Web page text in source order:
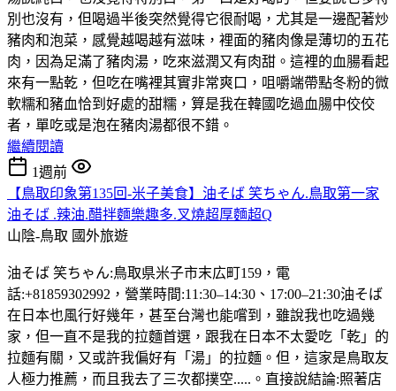
別也沒有，但喝過半後突然覺得它很耐喝，尤其是一邊配著炒
豬肉和泡菜，感覺越喝越有滋味，裡面的豬肉像是薄切的五花
肉，因為足滿了豬肉湯，吃來滋潤又有肉甜。這裡的血腸看起
來有一點乾，但吃在嘴裡其實非常爽口，咀嚼端帶點冬粉的微
軟糯和豬血恰到好處的甜糯，算是我在韓國吃過血腸中佼佼
者，單吃或是泡在豬肉湯都很不錯。
繼續閱讀
1週前
【鳥取印象第135回-米子美食】油そば 笑ちゃん.鳥取第一家
油そば .辣油.醋拌麵樂趣多.叉燒超厚麵超Q
山陰-鳥取 國外旅遊
油そば 笑ちゃん:鳥取県米子市末広町159，電
話:+81859302992，營業時間:11:30–14:30、17:00–21:30油そば
在日本也風行好幾年，甚至台灣也能嚐到，雖說我也吃過幾
家，但一直不是我的拉麵首選，跟我在日本不太愛吃「乾」的
拉麵有關，又或許我偏好有「湯」的拉麵。但，這家是鳥取友
人極力推薦，而且我去了三次都撲空.....。直接說結論:照著店